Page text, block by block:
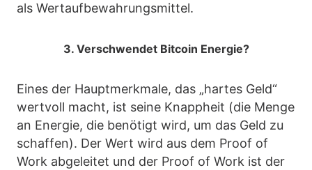
als Wertaufbewahrungsmittel.
3. Verschwendet Bitcoin Energie?
Eines der Hauptmerkmale, das „hartes Geld“
wertvoll macht, ist seine Knappheit (die Menge
an Energie, die benötigt wird, um das Geld zu
schaffen). Der Wert wird aus dem Proof of
Work abgeleitet und der Proof of Work ist der